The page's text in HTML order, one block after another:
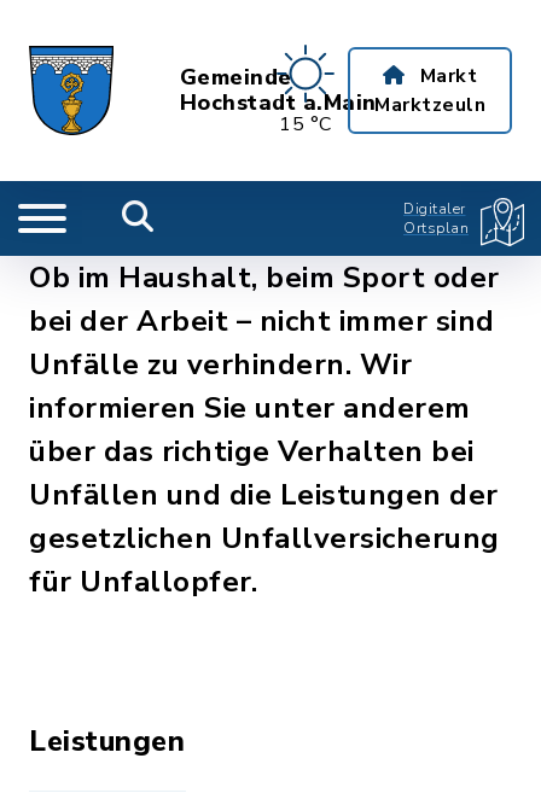
Gemeinde
Hochstadt a.Main
15 °C
Markt
Marktzeuln
Digitaler
Ortsplan
Ob im Haushalt, beim Sport oder
bei der Arbeit – nicht immer sind
Unfälle zu verhindern. Wir
informieren Sie unter anderem
über das richtige Verhalten bei
Unfällen und die Leistungen der
gesetzlichen Unfallversicherung
für Unfallopfer.
Leistungen